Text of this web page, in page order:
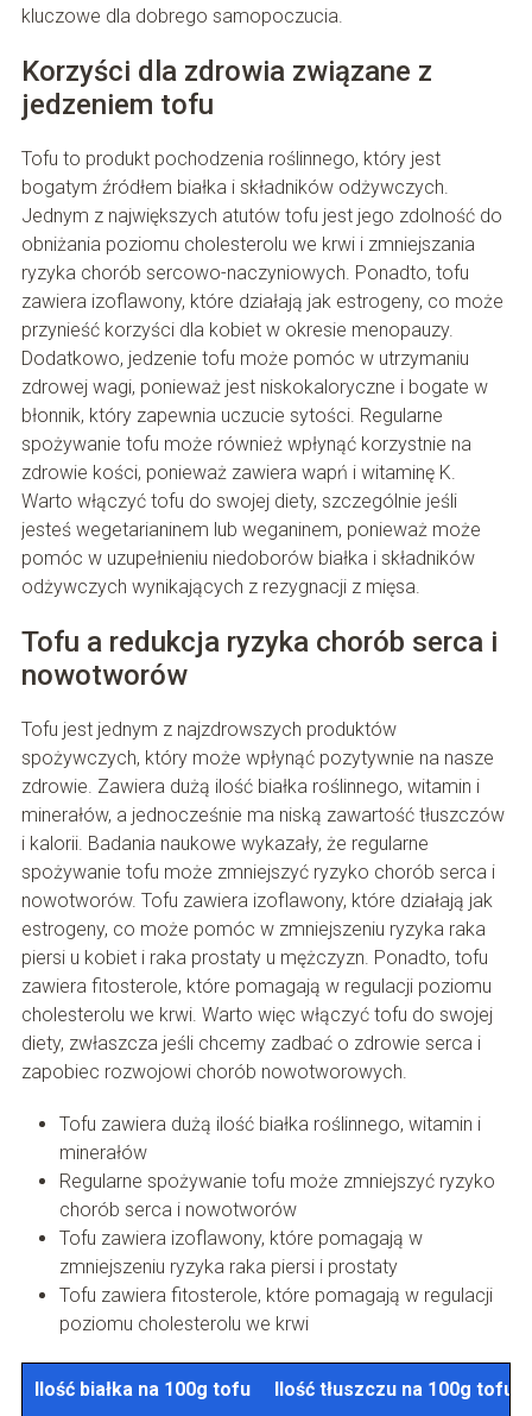
kluczowe dla dobrego samopoczucia.
Korzyści dla zdrowia związane z
jedzeniem tofu
Tofu to produkt pochodzenia roślinnego, który jest
bogatym źródłem białka i składników odżywczych.
Jednym z największych atutów tofu jest jego zdolność do
obniżania poziomu cholesterolu we krwi i zmniejszania
ryzyka chorób sercowo-naczyniowych. Ponadto, tofu
zawiera izoflawony, które działają jak estrogeny, co może
przynieść korzyści dla kobiet w okresie menopauzy.
Dodatkowo, jedzenie tofu może pomóc w utrzymaniu
zdrowej wagi, ponieważ jest niskokaloryczne i bogate w
błonnik, który zapewnia uczucie sytości. Regularne
spożywanie tofu może również wpłynąć korzystnie na
zdrowie kości, ponieważ zawiera wapń i witaminę K.
Warto włączyć tofu do swojej diety, szczególnie jeśli
jesteś wegetarianinem lub weganinem, ponieważ może
pomóc w uzupełnieniu niedoborów białka i składników
odżywczych wynikających z rezygnacji z mięsa.
Tofu a redukcja ryzyka chorób serca i
nowotworów
Tofu jest jednym z najzdrowszych produktów
spożywczych, który może wpłynąć pozytywnie na nasze
zdrowie. Zawiera dużą ilość białka roślinnego, witamin i
minerałów, a jednocześnie ma niską zawartość tłuszczów
i kalorii. Badania naukowe wykazały, że regularne
spożywanie tofu może zmniejszyć ryzyko chorób serca i
nowotworów. Tofu zawiera izoflawony, które działają jak
estrogeny, co może pomóc w zmniejszeniu ryzyka raka
piersi u kobiet i raka prostaty u mężczyzn. Ponadto, tofu
zawiera fitosterole, które pomagają w regulacji poziomu
cholesterolu we krwi. Warto więc włączyć tofu do swojej
diety, zwłaszcza jeśli chcemy zadbać o zdrowie serca i
zapobiec rozwojowi chorób nowotworowych.
Tofu zawiera dużą ilość białka roślinnego, witamin i
minerałów
Regularne spożywanie tofu może zmniejszyć ryzyko
chorób serca i nowotworów
Tofu zawiera izoflawony, które pomagają w
zmniejszeniu ryzyka raka piersi i prostaty
Tofu zawiera fitosterole, które pomagają w regulacji
poziomu cholesterolu we krwi
Ilość białka na 100g tofu Ilość tłuszczu na 100g tofu